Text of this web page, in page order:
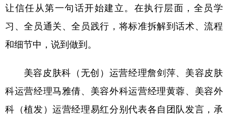
让信任从第一句话开始建立。在执行层面，全员学
习、全员通关、全员践行，将标准拆解到话术、流程
和细节中，说到做到。
美容皮肤科（无创）运营经理詹剑萍、美容皮肤
科运营经理马雅倩、美容外科运营经理黄蓉、美容外
科（植发）运营经理易红分别代表各自团队发言，承